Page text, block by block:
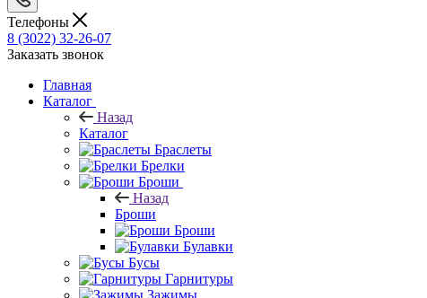
Телефоны
8 (3022) 32-26-07
Заказать звонок
Главная
Каталог
Назад
Каталог
Браслеты
Брелки
Броши
Назад
Броши
Броши
Булавки
Бусы
Гарнитуры
Зажимы